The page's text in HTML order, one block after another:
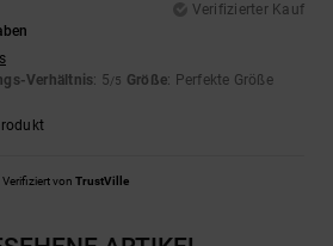
Verifizierter Kauf
Verhältnis: 5/5 Größe: Perfekte Größe
Verifiziert von TrustVille